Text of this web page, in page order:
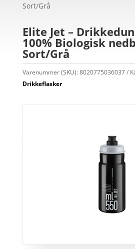
Sort/Grå
Elite Jet –
100% Biologisk
Sort/Grå
Varenummer (SKU):8020775036037
Drikkeflasker